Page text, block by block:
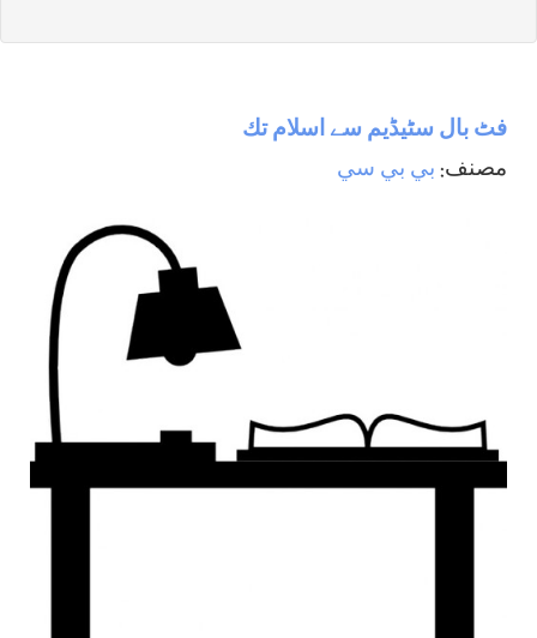
فٹ بال سٹيڈيم سے اسلام تك
مصنف: بي بي سي